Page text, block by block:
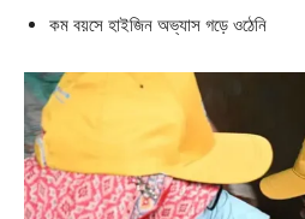
কম বয়সে হাইজিন অভ্যাস গড়ে ওঠেনি